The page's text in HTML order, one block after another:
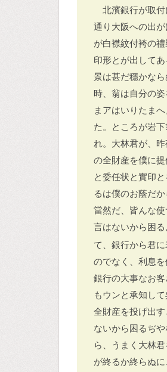
北濱銀行が取
通り大阪への出
が白襟紋付袴の
印形とが出して
景は甚だ穩かな
時、翁は自分の
まアはいりたま
た。ところが岩
れ。大林君が、
の全財産を僕に
と委任状と實印
るは僕のお蔭だ
當然だ、皆んな
言はないから困
て、銀行から君
のでなく、利息
銀行の大事なお
もウンと承知し
全財産を投げ出
ないから困るぢ
ら、うまく大林
が終るか終らぬ